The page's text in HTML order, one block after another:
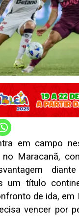
em campo
no Maracanã,
um título
de ida, em
vencer por